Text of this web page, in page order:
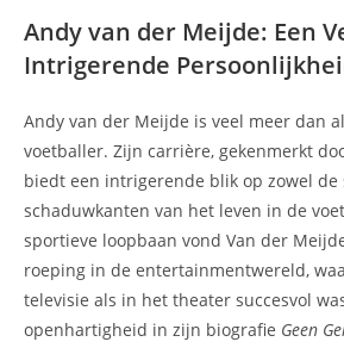
Andy van der Meijde: Een
Intrigerende
Andy van der Meijde is veel meer dan
voetballer. Zijn carrière, gekenmerkt
biedt een intrigerende blik op zowel de
schaduwkanten van het leven in de
sportieve loopbaan vond Van der
roeping in de entertainmentwereld,
televisie als in het theater succesvol
openhartigheid in zijn biografie Geen